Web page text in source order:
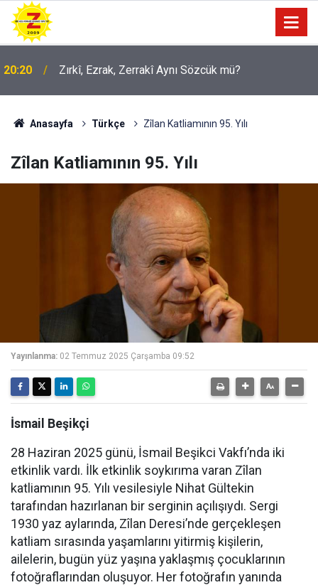
20:20
Zırkî, Ezrak, Zerrakî Aynı Sözcük mü?
09:56
Ji Zilma Partîzanan Nimûneyeka Piçûk
Anasayfa Türkçe Zîlan Katliamının 95. Yılı
Zîlan Katliamının 95. Yılı
Yayınlanma: 02 Temmuz 2025 Çarşamba 09:52
İsmail Beşikçi
28 Haziran 2025 günü, İsmail Beşikci Vakfı’nda iki
etkinlik vardı. İlk etkinlik soykırıma varan Zîlan
katliamının 95. Yılı vesilesiyle Nihat Gültekin
tarafından hazırlanan bir serginin açılışıydı. Sergi
1930 yaz aylarında, Zîlan Deresi’nde gerçekleşen
katliam sırasında yaşamlarını yitirmiş kişilerin,
ailelerin, bugün yüz yaşına yaklaşmış çocuklarının
fotoğraflarından oluşuyor. Her fotoğrafın yanında